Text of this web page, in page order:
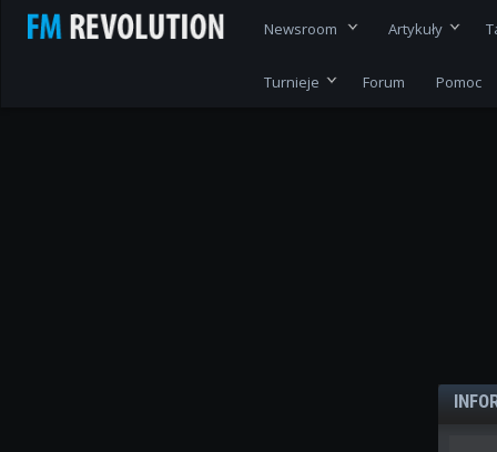
Newsroom Artykuły
Turnieje Forum Pomoc